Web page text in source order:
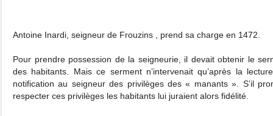
Antoine Inardi, seigneur de Frouzins , prend sa charge en 1472.
Pour prendre possession de la seigneurie, il devait obtenir le
des habitants. Mais ce serment n’intervenait qu’après la
notification au seigneur des privilèges des « manants ». S’il
respecter ces privilèges les habitants lui juraient alors fidélité.